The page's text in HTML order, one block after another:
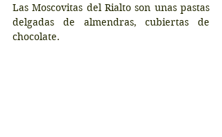
Las Moscovitas del Rialto son unas pastas
delgadas de almendras, cubiertas de
chocolate.